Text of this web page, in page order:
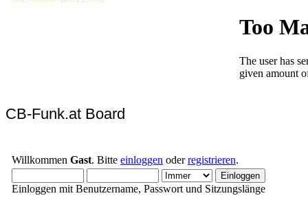
CB-Funk.at Board
Willkommen Gast. Bitte einloggen oderregistrieren.
Einloggen mit Benutzername, Passwort und Sitzungslänge